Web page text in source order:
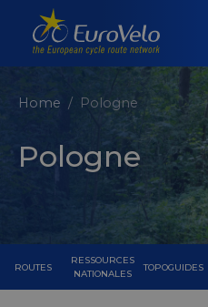
Home Pologne
Pologne
ROUTES
RESSOURCES
NATIONALES
TOPOGUIDES